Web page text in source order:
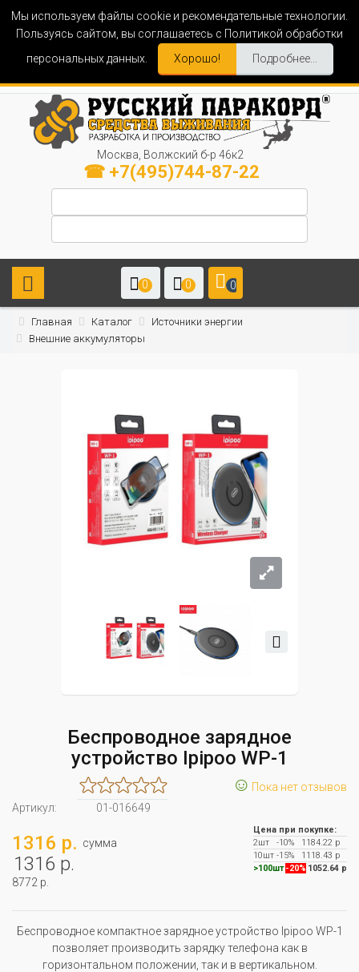
Мы используем файлы cookie и рекомендательные технологии.
Пользуясь сайтом, вы соглашаетесь с Политикой обработки
персональных данных.
Хорошо! Подробнее...
Москва, Волжский б-р 46к2
☎ +7(495)744-87-22
0 0 0
Главная Каталог
Источники энергии
Внешние аккумуляторы
Беспроводное зарядное
устройство Ipipoo WP-1
☺ Пока нет отзывов
Артикул:
01-016649
1316 р. сумма
1316 р.
8772 р.
Цена при покупке:
2шт
-10%
1184.22 р
10шт -15%
1118.43 р
>100шт -20% 1052.64 р
Беспроводное компактное зарядное устройство Ipipoo WP-1
позволяет производить зарядку телефона как в
горизонтальном положении, так и в вертикальном.